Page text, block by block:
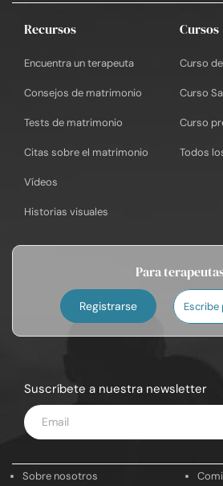
Recursos
Encuentra un terapeuta
Consejos de matrimonio
Tests de matrimonio
Citas sobre el matrimonio
Vídeos
Historias visuales
Cursos
Curso
Curso
Curso
Todos
Para
Registrarse
Suscríbete a nuestra newsletter
Introduce
tu
Sobre nosotros